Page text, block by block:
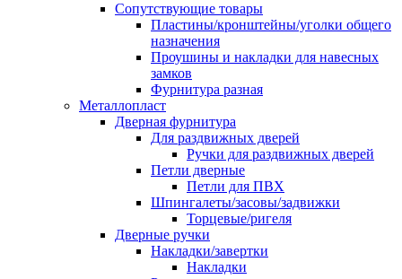
Сопутствующие товары
Пластины/кронштейны/уголки общего
назначения
Проушины и накладки для навесных
замков
Фурнитура разная
Металлопласт
Дверная фурнитура
Для раздвижных дверей
Ручки для раздвижных дверей
Петли дверные
Петли для ПВХ
Шпингалеты/засовы/задвижки
Торцевые/ригеля
Дверные ручки
Накладки/завертки
Накладки